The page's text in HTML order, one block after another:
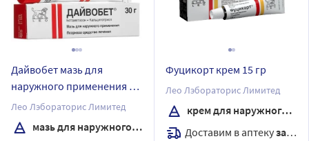
Дайвобет мазь для
наружного применения 30
гр
Лео Лэбораторис Лимитед
мазь для наружного применения
Фуцикорт крем 15 гр
Лео Лэбораторис Лимитед
крем для наружного применения
Доставим в аптекузавтра